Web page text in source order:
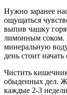
Нужно заранее
ощущаться
выпив чашку
лимонным соком.
минеральную
день стоит
Чистить
обыденных дел.
каждые 2-3